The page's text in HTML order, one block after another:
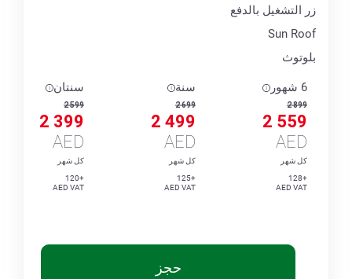
زر التشغيل بالدفع
Sun Roof
بلوتوث
6 شهور
2 899
2 559
AED
كل شهر
+128
AED VAT
سنة
2 699
2 499
AED
كل شهر
+125
AED VAT
سنتان
2 599
2 399
AED
كل شهر
+120
AED VAT
حجز